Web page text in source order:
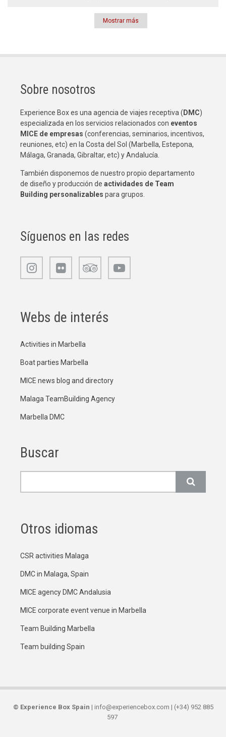
Mostrar más
Sobre nosotros
Experience Box es una agencia de viajes receptiva ( DMC)
especializada en los servicios relacionados con eventos
MICE de empresas (conferencias, seminarios, incentivos,
reuniones, etc) en la Costa del Sol (Marbella, Estepona,
Málaga, Granada, Gibraltar, etc) y Andalucía.
También disponemos de nuestro propio departamento
de diseño y producción de actividades de Team
Building personalizables para grupos.
Síguenos en las redes
Webs de interés
Activities in Marbella
Boat parties Marbella
MICE news blog and directory
Malaga TeamBuilding Agency
Marbella DMC
Buscar
Otros idiomas
CSR activities Malaga
DMC in Malaga, Spain
MICE agency DMC Andalusia
MICE corporate event venue in Marbella
Team Building Marbella
Team building Spain
© Experience Box Spain | info@experiencebox.com | (+34) 952 885
597